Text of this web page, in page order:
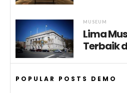
MUSEUM
Lima
Terbaik
POPULAR POSTS DEMO